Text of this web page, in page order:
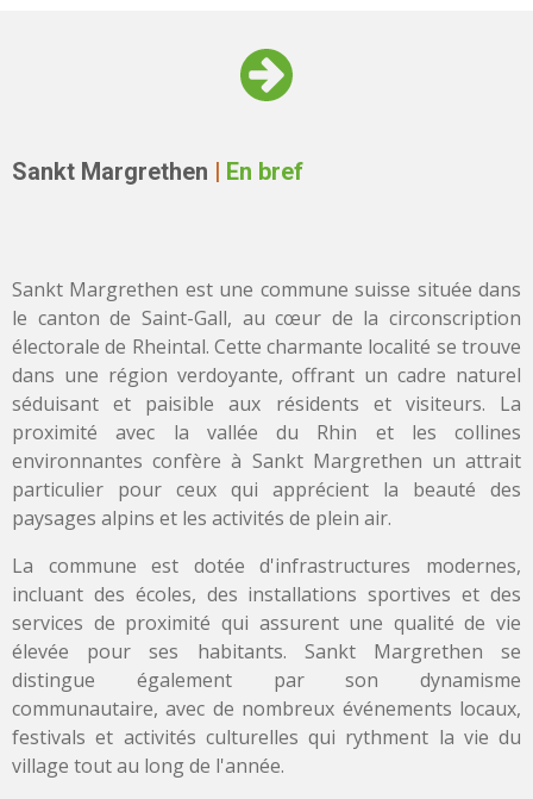
Sankt Margrethen En bref
Sankt Margrethen est une commune suisse située dans
le canton de Saint-Gall, au cœur de la circonscription
électorale de Rheintal. Cette charmante localité se trouve
dans une région verdoyante, offrant un cadre naturel
séduisant et paisible aux résidents et visiteurs. La
proximité avec la vallée du Rhin et les collines
environnantes confère à Sankt Margrethen un attrait
particulier pour ceux qui apprécient la beauté des
paysages alpins et les activités de plein air.
La commune est dotée d'infrastructures modernes,
incluant des écoles, des installations sportives et des
services de proximité qui assurent une qualité de vie
élevée pour ses habitants. Sankt Margrethen se
distingue également par son dynamisme
communautaire, avec de nombreux événements locaux,
festivals et activités culturelles qui rythment la vie du
village tout au long de l'année.